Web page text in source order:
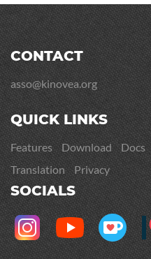
CONTACT
asso@kinovea.org
QUICK LINKS
Features Download Docs
Translation
Privacy
SOCIALS